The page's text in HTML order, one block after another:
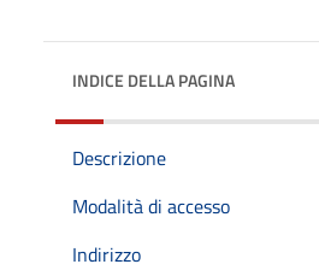
INDICE DELLA PAGINA
Descrizione
Modalità di accesso
Indirizzo